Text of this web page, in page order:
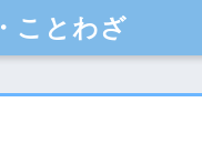
ことわざ